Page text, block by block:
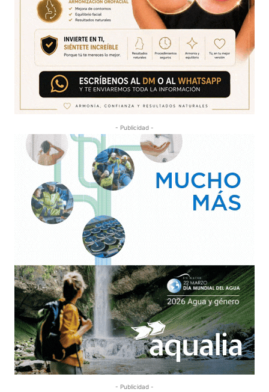
- Publicidad -
- Publicidad -